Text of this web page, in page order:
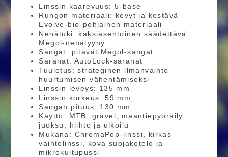
Linssin kaarevuus: 5-base
Rungon materiaali: kevyt ja kestävä
Evolve-bio-pohjainen materiaali
Nenätuki: kaksiasentoinen säädettävä
Megol-nenätyyny
Sangat: pitävät Megol-sangat
Saranat: AutoLock-saranat
Tuuletus: strateginen ilmanvaihto
huurtumisen vähentämiseksi
Linssin leveys: 135 mm
Linssin korkeus: 59 mm
Sangan pituus: 130 mm
Käyttö: MTB, gravel, maantiepyöräily,
juoksu, hiihto ja ulkoilu
Mukana: ChromaPop-linssi, kirkas
vaihtolinssi, kova suojakotelo ja
mikrokuitupussi